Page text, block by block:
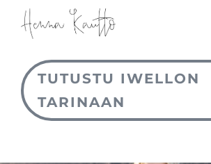
TUTUSTU IWELLON
TARINAAN